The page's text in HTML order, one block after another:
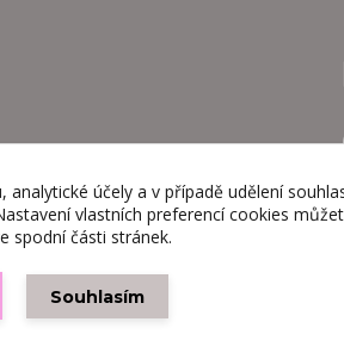
Eshop-rychle.cz
účely a v případě udělení
vlastních preferencí cookies
spodní části stránek.
Souhlasím